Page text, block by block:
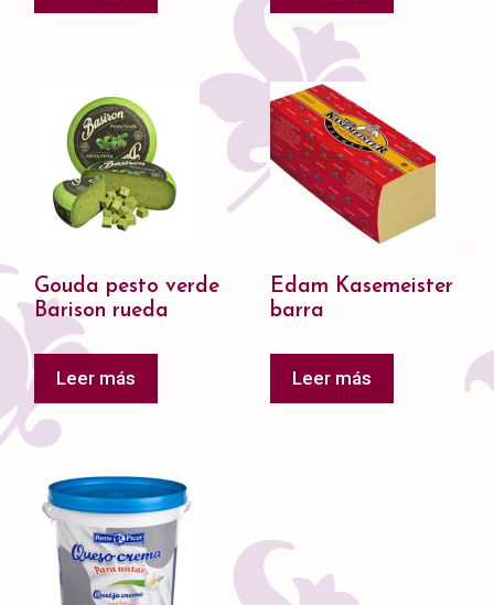
Gouda pesto verde
Barison rueda
Leer más
Edam Kasemeister
barra
Leer más